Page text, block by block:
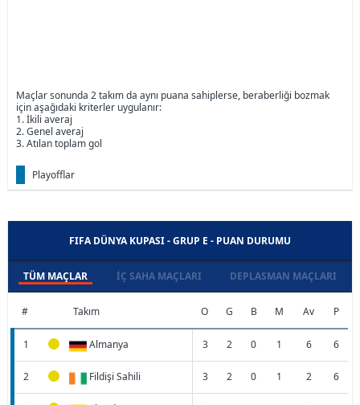
Maçlar sonunda 2 takım da aynı puana sahiplerse, beraberliği bozmak
için aşağıdaki kriterler uygulanır:
1. İkili averaj
2. Genel averaj
3. Atılan toplam gol
Playofflar
FIFA DÜNYA KUPASI - GRUP E - PUAN DURUMU
TÜM MAÇLAR İÇ SAHA MAÇLARI DEPLASMAN MAÇLARI
# Takım O G B M Av P
1 Almanya 3 2 0 1 6 6
2 Fildişi Sahili 3 2 0 1 2 6